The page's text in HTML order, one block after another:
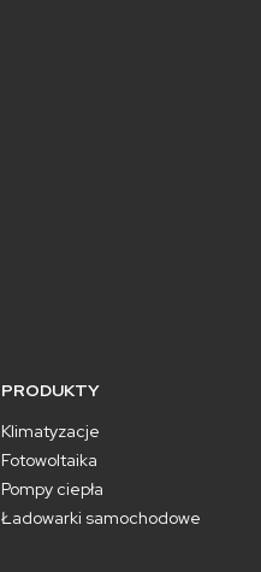
PRODUKTY
Klimatyzacje
Fotowoltaika
Pompy ciepła
Ładowarki samochodowe